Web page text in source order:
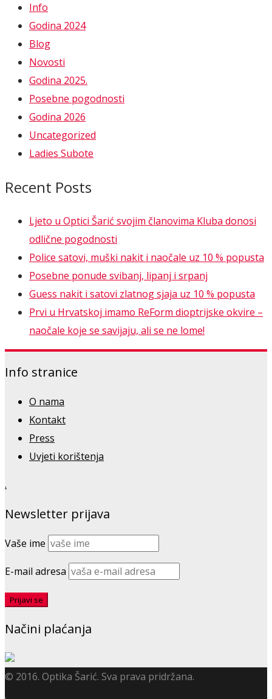
Info
Godina 2024
Blog
Novosti
Godina 2025.
Posebne pogodnosti
Godina 2026
Uncategorized
Ladies Subote
Recent Posts
Ljeto u Optici Šarić svojim članovima Kluba donosi
odlične pogodnosti
Police satovi, muški nakit i naočale uz 10 % popusta
Posebne ponude svibanj, lipanj i srpanj
Guess nakit i satovi zlatnog sjaja uz 10 % popusta
Prvi u Hrvatskoj imamo ReForm dioptrijske okvire –
naočale koje se savijaju, ali se ne lome!
Info stranice
O nama
Kontakt
Press
Uvjeti korištenja
.
Newsletter prijava
Vaše ime
E-mail adresa
Načini plaćanja
© 2016. Optika Šarić. Sva prava pridržana.
.